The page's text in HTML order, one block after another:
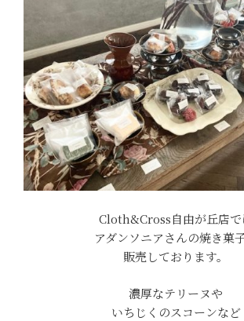
Cloth&Cross自由が丘店で
アダンソニアさんの焼き菓
販売しております。
濃厚なテリーヌや
いちじくのスコーンなど